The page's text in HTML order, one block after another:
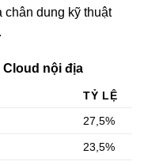
chân dung kỹ thuật
nội địa
TỶ LỆ
27,5%
23,5%